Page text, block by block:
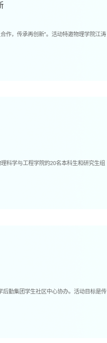
作，传承再创新”。活动特邀物理学院江涛
科学与工程学院的20名本科生和研究生组
后勤集团学生社区中心协办。活动目标是传